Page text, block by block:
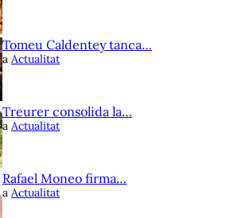
Tomeu Caldentey tanca…
a Actualitat
Treurer consolida la…
a Actualitat
Rafael Moneo firma…
a Actualitat